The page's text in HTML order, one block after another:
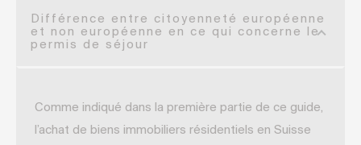
Différence entre citoyenneté européenne
et non européenne en ce qui concerne le
permis de séjour
Comme indiqué dans la première partie de ce guide,
l’achat de biens immobiliers résidentiels en Suisse